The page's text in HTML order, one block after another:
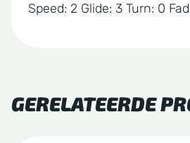
Speed: 2 Glide: 3 Turn: 0
GERELATEERDE